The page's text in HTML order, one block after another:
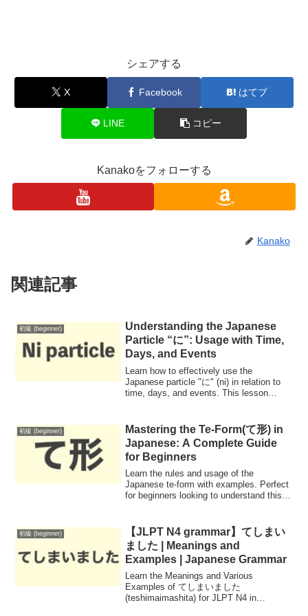
シェアする
X Facebook はてブ
LINE コピー
Kanakoをフォローする
Kanako
関連記事
初級 (beginner)
Understanding the Japanese
Particle “に”: Usage with Time,
Days, and Events
Learn how to effectively use the
Japanese particle "に" (ni) in relation to
time, days, and events. This lesson
application in everyday conversations.
初級 (beginner)
Mastering the Te-Form(て形) in
Japanese: A Complete Guide
for Beginners
Learn the rules and usage of the
Japanese te-form with examples. Perfect
for beginners looking to understand this
初級 (beginner)
【JLPT N4 grammar】てしまい
ました | Meanings and
Examples | Japanese Grammar
Learn the Meanings and Various
Examples of てしまいました
(teshimaimashita) for JLPT N4 in